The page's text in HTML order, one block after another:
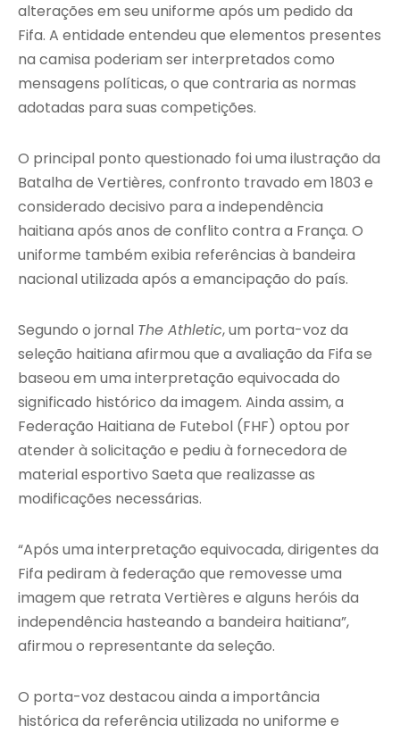
alterações em seu uniforme após um pedido da
Fifa. A entidade entendeu que elementos presentes
na camisa poderiam ser interpretados como
mensagens políticas, o que contraria as normas
adotadas para suas competições.
O principal ponto questionado foi uma ilustração da
Batalha de Vertières, confronto travado em 1803 e
considerado decisivo para a independência
haitiana após anos de conflito contra a França. O
uniforme também exibia referências à bandeira
nacional utilizada após a emancipação do país.
Segundo o jornal The Athletic, um porta-voz da
seleção haitiana afirmou que a avaliação da Fifa se
baseou em uma interpretação equivocada do
significado histórico da imagem. Ainda assim, a
Federação Haitiana de Futebol (FHF) optou por
atender à solicitação e pediu à fornecedora de
material esportivo Saeta que realizasse as
modificações necessárias.
“Após uma interpretação equivocada, dirigentes da
Fifa pediram à federação que removesse uma
imagem que retrata Vertières e alguns heróis da
independência hasteando a bandeira haitiana”,
afirmou o representante da seleção.
O porta-voz destacou ainda a importância
histórica da referência utilizada no uniforme e